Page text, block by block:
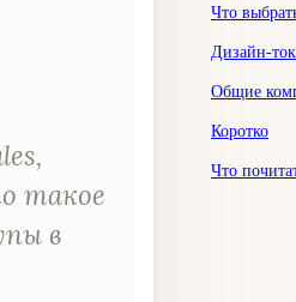
такое
в
Что
Дизайн-
Общие
Коротко
Что